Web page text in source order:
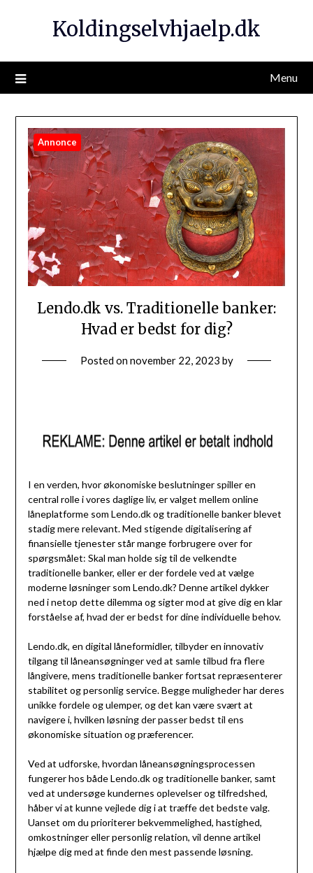
Koldingselvhjaelp.dk
Menu
Annonce
Lendo.dk vs. Traditionelle banker:
Hvad er bedst for dig?
Posted onnovember 22, 2023 by
I en verden, hvor økonomiske beslutninger spiller en
central rolle i vores daglige liv, er valget mellem online
låneplatforme som Lendo.dk og traditionelle banker blevet
stadig mere relevant. Med stigende digitalisering af
finansielle tjenester står mange forbrugere over for
spørgsmålet: Skal man holde sig til de velkendte
traditionelle banker, eller er der fordele ved at vælge
moderne løsninger som Lendo.dk? Denne artikel dykker
ned i netop dette dilemma og sigter mod at give dig en klar
forståelse af, hvad der er bedst for dine individuelle behov.
Lendo.dk, en digital låneformidler, tilbyder en innovativ
tilgang til låneansøgninger ved at samle tilbud fra flere
långivere, mens traditionelle banker fortsat repræsenterer
stabilitet og personlig service. Begge muligheder har deres
unikke fordele og ulemper, og det kan være svært at
navigere i, hvilken løsning der passer bedst til ens
økonomiske situation og præferencer.
Ved at udforske, hvordan låneansøgningsprocessen
fungerer hos både Lendo.dk og traditionelle banker, samt
ved at undersøge kundernes oplevelser og tilfredshed,
håber vi at kunne vejlede dig i at træffe det bedste valg.
Uanset om du prioriterer bekvemmelighed, hastighed,
omkostninger eller personlig relation, vil denne artikel
hjælpe dig med at finde den mest passende løsning.